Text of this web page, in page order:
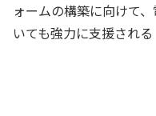
ォームの構築に向けて
いても強力に支援される